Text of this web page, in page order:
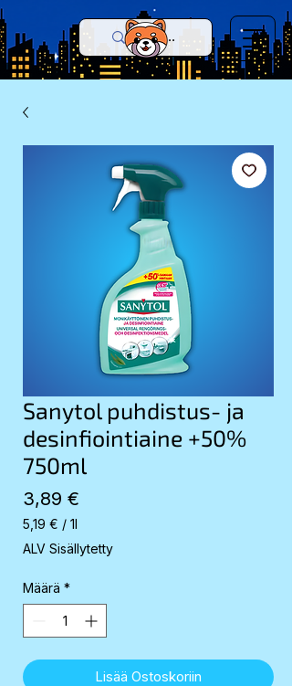
Sanytol puhdistus- ja
desinfiointiaine +50%
750ml
3,89 €
5,19 € / 1l
5,19 €
per
Liter
ALV Sisällytetty
Määrä *
Lisää Ostoskoriin